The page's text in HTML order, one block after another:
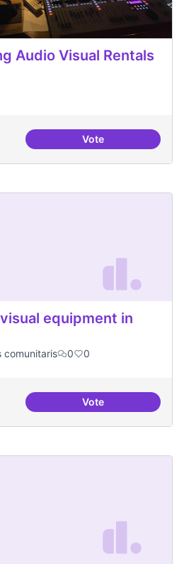
Audio Visual Rentals
VoteTips for Choosing
equipment in
comunitaris 0 0
VoteHelp with audio